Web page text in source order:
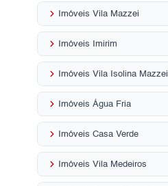
keyboard_arrow_right Imóveis Vila Mazzei
keyboard_arrow_right Imóveis Imirim
keyboard_arrow_right Imóveis Vila Isolina Mazzei
keyboard_arrow_right Imóveis Água Fria
keyboard_arrow_right Imóveis Casa Verde
keyboard_arrow_right Imóveis Vila Medeiros